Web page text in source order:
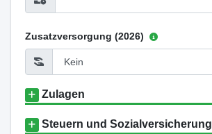
Zusatzversorgung (2026)
Zulagen
Steuern und Sozialversicherung